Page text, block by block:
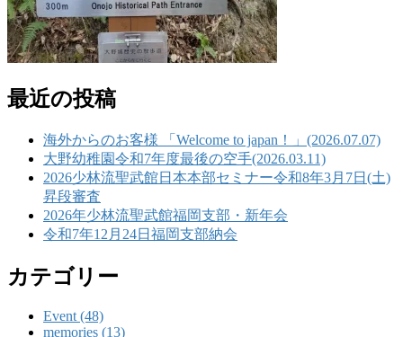
最近の投稿
海外からのお客様 「Welcome to japan！」(2026.07.07)
大野幼稚園令和7年度最後の空手(2026.03.11)
2026少林流聖武館日本本部セミナー令和8年3月7日(土)
昇段審査
2026年少林流聖武館福岡支部・新年会
令和7年12月24日福岡支部納会
カテゴリー
Event (48)
memories (13)